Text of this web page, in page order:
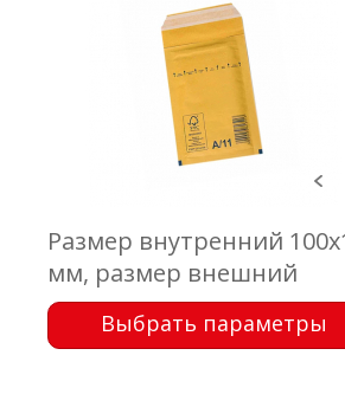
Размер внутренний
мм, размер внешний
120х175 мм, клапан 50
крафт коричневый 75 г/
Выбрать параметры